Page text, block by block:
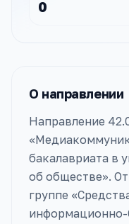
0
О направлении
Направление
бакалавриата в
об обществе».
группе
информационно-